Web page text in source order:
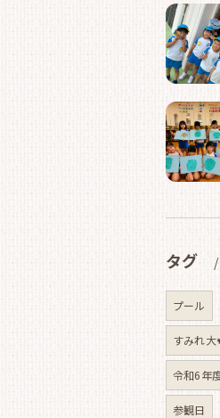
タグ
プール
すみれ大
令和6年
参観日